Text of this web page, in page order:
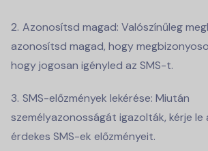
Azonosítsd magad: Valószínűleg
azonosítsd magad, hogy
hogy jogosan igényled az SMS-t.
SMS-előzmények lekérése: Miután
személyazonosságát igazolták, kérje le
érdekes SMS-ek előzményeit.